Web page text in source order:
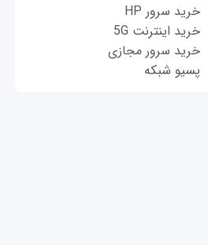
خرید سرور HP
خرید اینترنت 5G
خرید سرور مجازی
پسیو شبکه